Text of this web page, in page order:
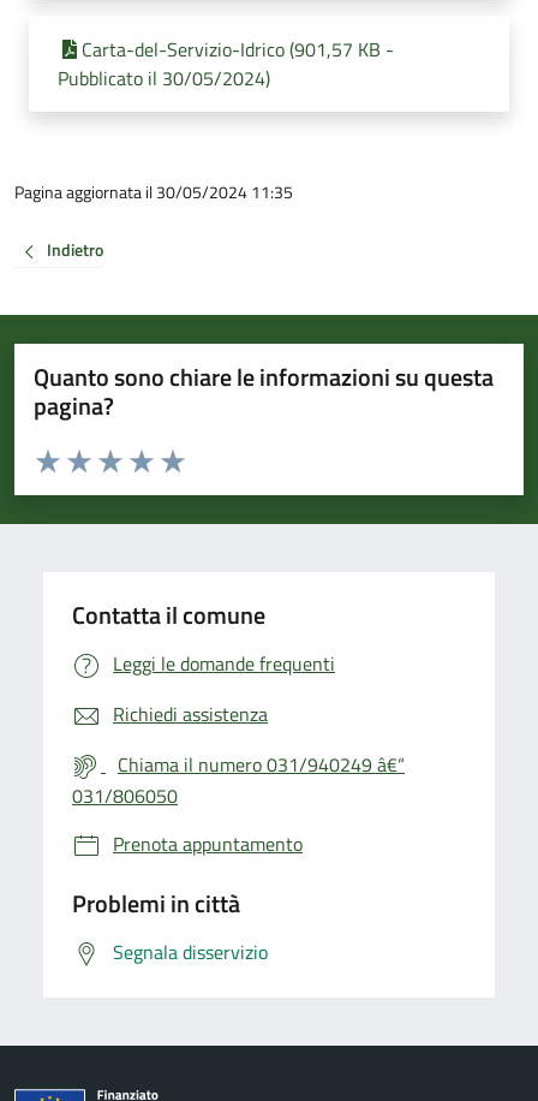
Carta-del-Servizio-Idrico (901,57 KB -
Pubblicato il 30/05/2024)
Pagina aggiornata il 30/05/2024 11:35
Indietro
Quanto sono chiare le informazioni su questa
pagina?
Valuta da 1 a 5 stelle la pagina
Valuta 5 stelle su 5
Valuta 4 stelle su 5
Valuta 3 stelle su 5
Valuta 2 stelle su 5
Valuta 1 stelle su 5
Contatta il comune
Leggi le domande frequenti
Richiedi assistenza
Chiama il numero 031/940249 â€“
031/806050
Prenota appuntamento
Problemi in città
Segnala disservizio